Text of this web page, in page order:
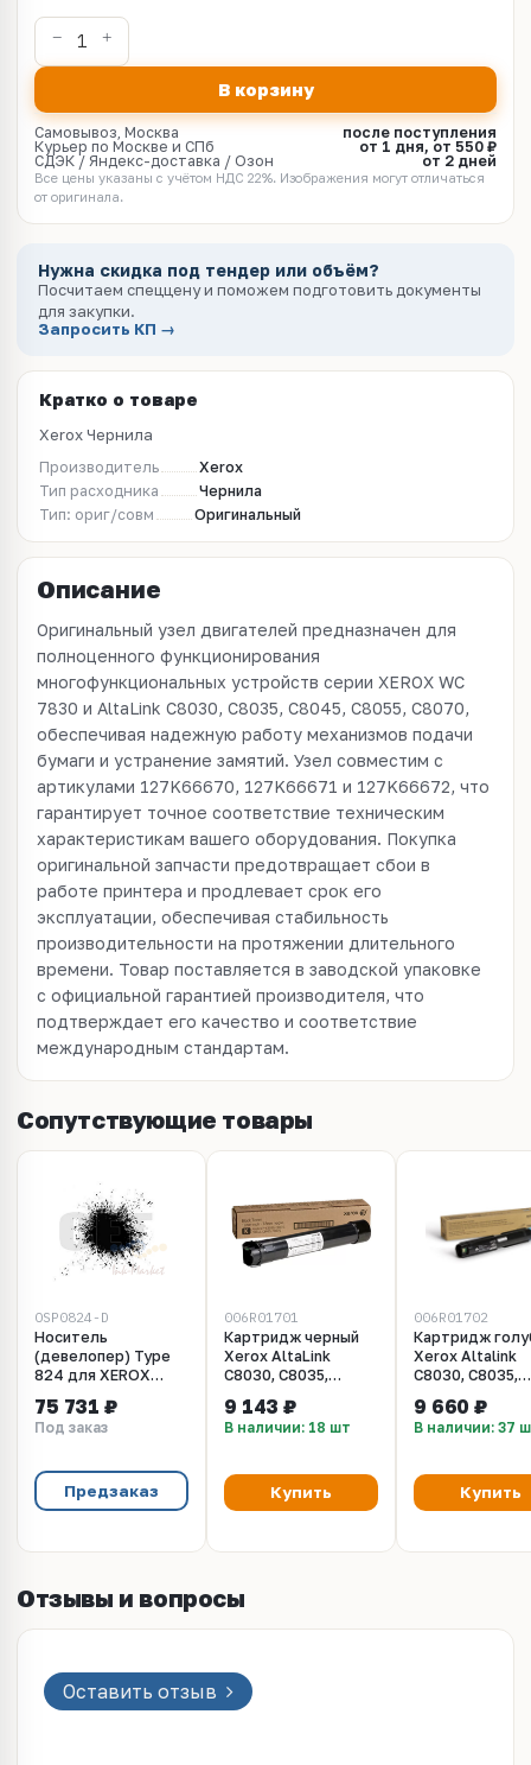
В корзину
Самовывоз, Москва
после поступления
Курьер по Москве и СПб
от 1 дня, от 550 ₽
СДЭК / Яндекс-доставка / Озон
от 2 дней
Все цены указаны с учётом НДС 22%. Изображения могут отличаться
от оригинала.
Нужна скидка под тендер или объём?
Посчитаем спеццену и поможем подготовить документы
для закупки.
Запросить КП →
Кратко о товаре
Xerox Чернила
Производитель
Xerox
Тип расходника
Чернила
Тип: ориг/совм
Оригинальный
Описание
Оригинальный узел двигателей предназначен для
полноценного функционирования
многофункциональных устройств серии XEROX WC
7830 и AltaLink C8030, C8035, C8045, C8055, C8070,
обеспечивая надежную работу механизмов подачи
бумаги и устранение замятий. Узел совместим с
артикулами 127K66670, 127K66671 и 127K66672, что
гарантирует точное соответствие техническим
характеристикам вашего оборудования. Покупка
оригинальной запчасти предотвращает сбои в
работе принтера и продлевает срок его
эксплуатации, обеспечивая стабильность
производительности на протяжении длительного
времени. Товар поставляется в заводской упаковке
с официальной гарантией производителя, что
подтверждает его качество и соответствие
международным стандартам.
Сопутствующие товары
OSP0824-D
Носитель
(девелопер) Type
824 для XEROX
C8045/C8030/C8035
(Japan), 10кг/
75 731 ₽
Под заказ
Предзаказ
006R01701
Картридж черный
Xerox AltaLink
C8030, C8035,
C8055, C8070.
Ресурс 26000 стр.
9 143 ₽
В наличии: 18 шт
Купить
006R01702
Картридж
Xerox Altalink
C8030, C8035,
C8055, C8070.
Ресурс 15000
9 660 ₽
В наличии: 37
Купить
Отзывы и вопросы
Оставить отзыв